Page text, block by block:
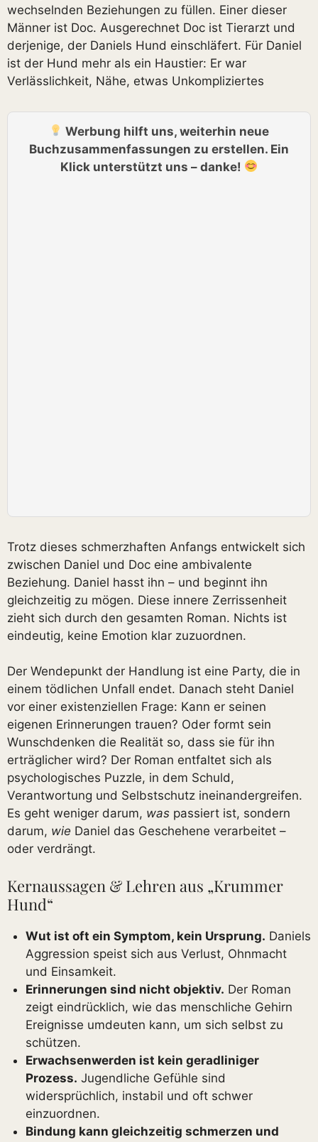
wechselnden Beziehungen zu füllen. Einer dieser
Männer ist Doc. Ausgerechnet Doc ist Tierarzt und
derjenige, der Daniels Hund einschläfert. Für Daniel
ist der Hund mehr als ein Haustier: Er war
Verlässlichkeit, Nähe, etwas Unkompliziertes
Werbung hilft uns, weiterhin neue
Buchzusammenfassungen zu erstellen. Ein
Klick unterstützt uns – danke!
Trotz dieses schmerzhaften Anfangs entwickelt sich
zwischen Daniel und Doc eine ambivalente
Beziehung. Daniel hasst ihn – und beginnt ihn
gleichzeitig zu mögen. Diese innere Zerrissenheit
zieht sich durch den gesamten Roman. Nichts ist
eindeutig, keine Emotion klar zuzuordnen.
Der Wendepunkt der Handlung ist eine Party, die in
einem tödlichen Unfall endet. Danach steht Daniel
vor einer existenziellen Frage: Kann er seinen
eigenen Erinnerungen trauen? Oder formt sein
Wunschdenken die Realität so, dass sie für ihn
erträglicher wird? Der Roman entfaltet sich als
psychologisches Puzzle, in dem Schuld,
Verantwortung und Selbstschutz ineinandergreifen.
Es geht weniger darum, was passiert ist, sondern
darum, wie Daniel das Geschehene verarbeitet –
oder verdrängt.
Kernaussagen & Lehren aus „Krummer
Hund“
Wut ist oft ein Symptom, kein Ursprung. Daniels
Aggression speist sich aus Verlust, Ohnmacht
und Einsamkeit.
Erinnerungen sind nicht objektiv. Der Roman
zeigt eindrücklich, wie das menschliche Gehirn
Ereignisse umdeuten kann, um sich selbst zu
schützen.
Erwachsenwerden ist kein geradliniger
Prozess. Jugendliche Gefühle sind
widersprüchlich, instabil und oft schwer
einzuordnen.
Bindung kann gleichzeitig schmerzen und